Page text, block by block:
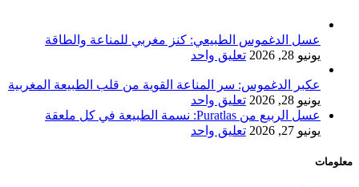
عسل الدغموس الطبيعي: كنز مغربي للمناعة والطاقة
يونيو 28, 2026
تعليق واحد
عكبر الدغموس: سر المناعة القوية من قلب الطبيعة المغربية
يونيو 28, 2026
تعليق واحد
عسل الربيع من Puratlas: نسمة الطبيعة في كل ملعقة
يونيو 27, 2026
تعليق واحد
معلومات